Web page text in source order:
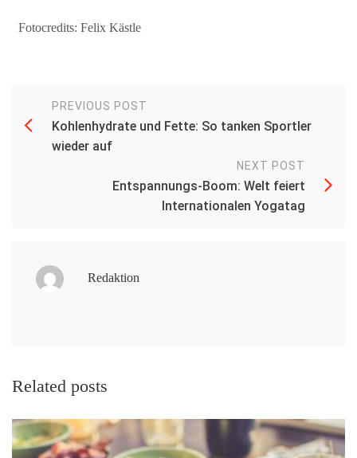
Fotocredits: Felix Kästle
PREVIOUS POST
Kohlenhydrate und Fette: So tanken Sportler
wieder auf
NEXT POST
Entspannungs-Boom: Welt feiert
Internationalen Yogatag
Redaktion
Related posts